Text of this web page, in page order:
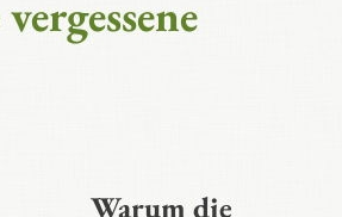
Warum die